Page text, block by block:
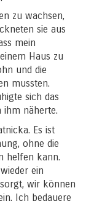
zu wachsen,
sie aus
mein
Haus zu
und die
mussten.
sich das
ihm näherte.
Es ist
ohne die
helfen kann.
ein
wir können
Ich bedauere